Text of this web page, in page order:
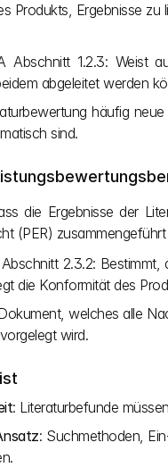
Produkts, Ergebnisse
Abschnitt 1.2.3: Weist
abgeleitet werden
häufig
sind.
die Ergebnisse der
(PER)
2.3.2:
die Konformität des
welches alle
wird.
: Literaturbefunde
: Suchmethoden,